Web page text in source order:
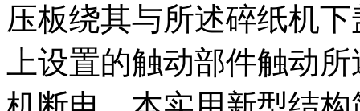
压板绕其与所述碎纸机
上设置的触动部件触动